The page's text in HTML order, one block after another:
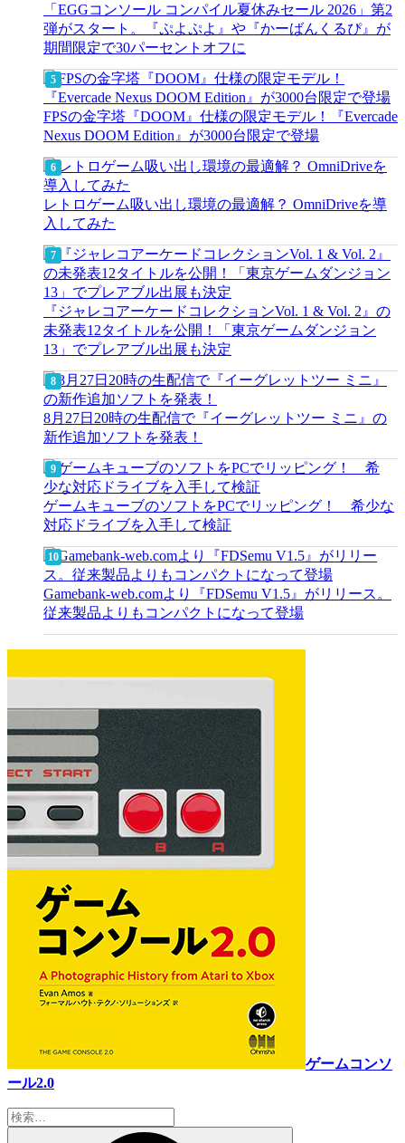
「EGGコンソール コンパイル夏休みセール 2026」第2
弾がスタート。『ぷよぷよ』や『かーばんくるぴ』が
期間限定で30パーセントオフに
FPSの金字塔『DOOM』仕様の限定モデル！『Evercade
Nexus DOOM Edition』が3000台限定で登場
レトロゲーム吸い出し環境の最適解？ OmniDriveを導
入してみた
『ジャレコアーケードコレクションVol. 1 & Vol. 2』の
未発表12タイトルを公開！「東京ゲームダンジョン
13」でプレアブル出展も決定
8月27日20時の生配信で『イーグレットツー ミニ』の
新作追加ソフトを発表！
ゲームキューブのソフトをPCでリッピング！ 希少な
対応ドライブを入手して検証
Gamebank-web.comより『FDSemu V1.5』がリリース。
従来製品よりもコンパクトになって登場
ゲームコンソ
ール2.0
検
索: